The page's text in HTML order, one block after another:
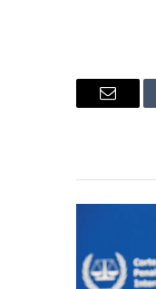
البريد